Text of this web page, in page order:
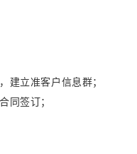
建立准客户信息群；
同签订；